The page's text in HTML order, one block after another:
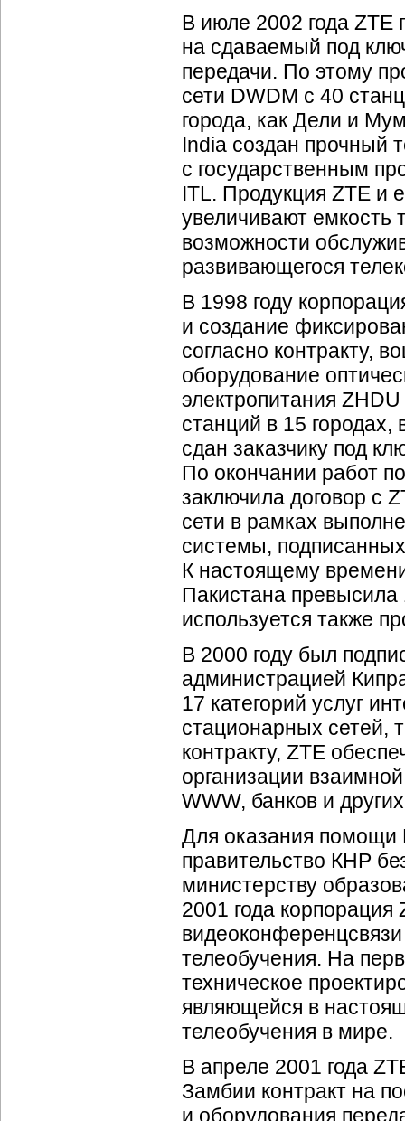
В июле 2002 года ZTE
на сдаваемый под
передачи. По этому
сети DWDM c 40
города, как Дели и
India создан прочный
с государственным
ITL. Продукция ZTE и
увеличивают
возможности
развивающегося
В 1998 году
и создание
согласно контракту,
оборудование
электропитания
станций в 15
сдан заказчику под
По окончании работ
заключила договор с
сети в рамках
системы,
К настоящему
Пакистана
используется также
В 2000 году был
администрацией
17 категорий услуг
стационарных сетей,
контракту, ZTE
организации
WWW, банков и
Для оказания помощи
правительство КНР
министерству
2001 года
телеобучения. На
техническое
являющейся в
телеобучения в мире.
В апреле 2001 года
Замбии контракт на
и оборудования